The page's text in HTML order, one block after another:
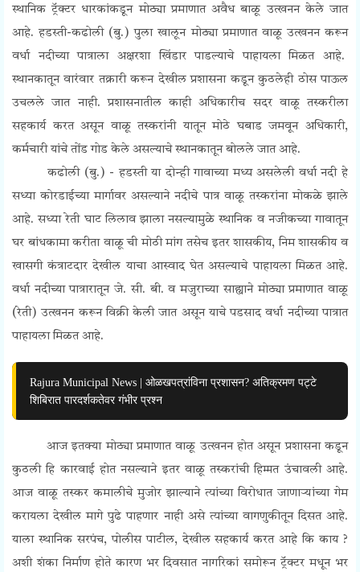
स्थानिक ट्रॅक्टर धारकांकडून मोठ्या प्रमाणात अवैध बाळू उत्खनन केले जात
आहे. हडस्ती-कढोली (बु.) पुला खालून मोठ्या प्रमाणात वाळू उत्खनन करून
वर्धा नदीच्या पात्राला अक्षरशा खिंडार पाडल्याचे पाहायला मिळत आहे.
स्थानकातून वारंवार तक्रारी करून देखील प्रशासना कडून कुठलेही ठोस पाऊल
उचलले जात नाही. प्रशासनातील काही अधिकारीच सदर वाळू तस्करीला
सहकार्य करत असून वाळू तस्करांनी यातून मोठे घबाड जमवून अधिकारी,
कर्मचारी यांचे तोंड गोड केले असल्याचे स्थानकातून बोलले जात आहे.
कढोली (बु.) -हडस्ती या दोन्ही गावाच्या मध्य असलेली वर्धा नदी हे
सध्या कोरडाईच्या मार्गावर असल्याने नदीचे पात्र वाळू तस्करांना मोकळे झाले
आहे. सध्या रेती घाट लिलाव झाला नसल्यामुळे स्थानिक व नजीकच्या गावातून
घर बांधकामा करीता वाळू ची मोठी मांग तसेच इतर शासकीय, निम शासकीय व
खासगी कंत्राटदार देखील याचा आस्वाद घेत असल्याचे पाहायला मिळत आहे.
वर्धा नदीच्या पात्रारातून जे. सी. बी. व मजुराच्या साह्याने मोठ्या प्रमाणात वाळू
(रेती) उत्खनन करून विक्री केली जात असून याचे पडसाद वर्धा नदीच्या पात्रात
पाहायला मिळत आहे.
Rajura Municipal News | ओळखपत्रांविना प्रशासन? अतिक्रमण पट्टे
शिबिरात पारदर्शकतेवर गंभीर प्रश्न
आज इतक्या मोठ्या प्रमाणात वाळू उत्खनन होत असून प्रशासना कडून
कुठली हि कारवाई होत नसल्याने इतर वाळू तस्करांची हिम्मत उंचावली आहे.
आज वाळू तस्कर कमालीचे मुजोर झाल्याने त्यांच्या विरोधात जाणाऱ्यांच्या गेम
करायला देखील मागे पुढे पाहणार नाही असे त्यांच्या वागणुकीतून दिसत आहे.
याला स्थानिक सरपंच, पोलीस पाटील, देखील सहकार्य करत आहे कि काय ?
अशी शंका निर्माण होते कारण भर दिवसात नागरिकां समोरून ट्रॅक्टर मधून भर